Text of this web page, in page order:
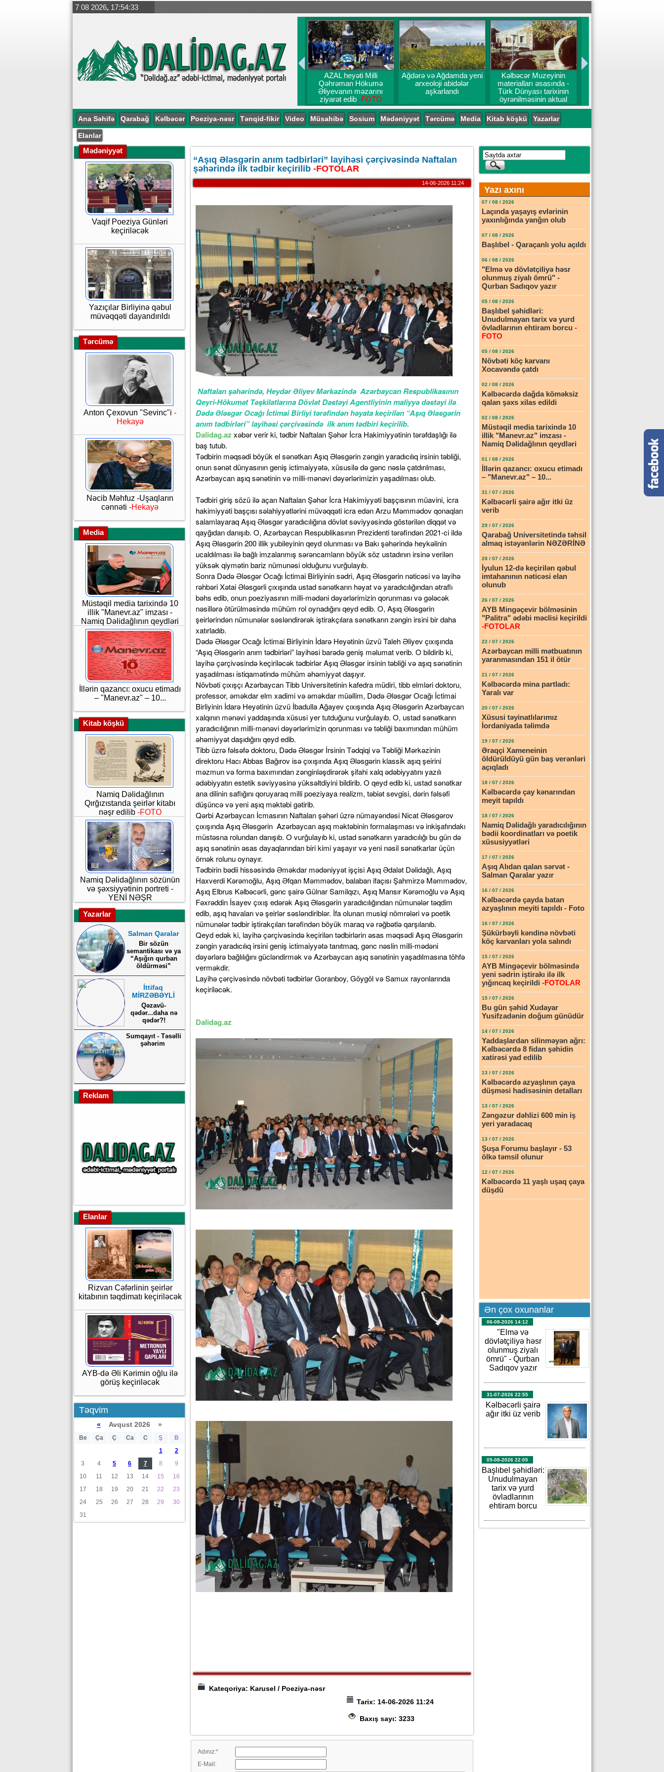
7 08 2026, 17:54:34
AZAL heyəti Milli
Qəhrəman Hökumə
Əliyevanın məzarını
ziyarət edib -FOTO
Ağdərə və Ağdamda yeni
arxeoloji abidələr
aşkarlandı
Kəlbəcər Muzeyinin
materialları əsasında -
Türk Dünyası tarixinin
öyrənilməsinin aktual
problemləri
Ana Səhifə Qarabağ Kəlbəcər Poeziya-nəsr Tənqid-fikir Video Müsahibə Sosium Mədəniyyət Tərcümə Media Kitab köşkü Yazarlar
Elanlar
Mədəniyyət
Vaqif Poeziya Günləri
keçiriləcək
Yazıçılar Birliyinə qəbul
müvəqqəti dayandırıldı
Tərcümə
Anton Çexovun "Sevinc"i -
Hekayə
Nəcib Məhfuz -Uşaqların
cənnəti -Hekayə
Media
Müstəqil media tarixində 10
illik "Manevr.az" imzası -
Namiq Dəlidağlının qeydləri
İllərin qazancı: oxucu etimadı
– "Manevr.az" – 10...
Kitab köşkü
Namiq Dəlidağlının
Qırğızıstanda şeirlər kitabı
nəşr edilib -FOTO
Namiq Dəlidağlının sözünün
və şəxsiyyətinin portreti -
YENİ NƏŞR
Yazarlar
Salman Qaralar
Bir sözün
semantikası və ya
“Aşığın qurban
öldürməsi”
İttifaq
MİRZƏBƏYLİ
Qəzavü-
qədər...daha nə
qədər?!
Sumqayıt - Təsəlli
şəhərim
Reklam
Elanlar
Rizvan Cəfərlinin şeirlər
kitabının təqdimatı keçiriləcək
AYB-də Əli Kərimin oğlu ilə
görüş keçiriləcək
Təqvim
« Avqust 2026 »
Be Ça Ç Ca C Ş
B
1
2
3
4 5 6 7 8
9
10
11 12 13 14 15
16
17
18 19 20 21 22
23
24
25 26 27 28 29
30
31
“Aşıq Ələsgərin anım tədbirləri” layihəsi çərçivəsində Naftalan
şəhərində ilk tədbir keçirilib -FOTOLAR
14-06-2026 11:24
Naftalan şəhərində, Heydər Əliyev Mərkəzində Azərbaycan Respublikasının
Qeyri-Hökumət Təşkilatlarına Dövlət Dəstəyi Agentliyinin maliyyə dəstəyi ilə
Dədə Ələsgər Ocağı İctimai Birliyi tərəfindən həyata keçirilən “Aşıq Ələsgərin
anım tədbirləri” layihəsi çərçivəsində ilk anım tədbiri keçirilib.
Dalidag.az xəbər verir ki, tədbir Naftalan Şəhər İcra Hakimiyyətinin tərəfdaşlığı ilə
baş tutub.
Tədbirin məqsədi böyük el sənətkarı Aşıq Ələsgərin zəngin yaradıcılıq irsinin təbliği,
onun sənət dünyasının geniş ictimaiyyətə, xüsusilə də gənc nəslə çatdırılması,
Azərbaycan aşıq sənətinin və milli-mənəvi dəyərlərimizin yaşadılması olub.
Tədbiri giriş sözü ilə açan Naftalan Şəhər İcra Hakimiyyəti başçısının müavini, icra
hakimiyyəti başçısı səlahiyyətlərini müvəqqəti icra edən Arzu Məmmədov qonaqları
salamlayaraq Aşıq Ələsgər yaradıcılığına dövlət səviyyəsində göstərilən diqqət və
qayğıdan danışıb. O, Azərbaycan Respublikasının Prezidenti tərəfindən 2021-ci ildə
Aşıq Ələsgərin 200 illik yubileyinin qeyd olunması və Bakı şəhərində heykəlinin
ucaldılması ilə bağlı imzalanmış sərəncamların böyük söz ustadının irsinə verilən
yüksək qiymətin bariz nümunəsi olduğunu vurğulayıb.
Sonra Dədə Ələsgər Ocağı İctimai Birliyinin sədri, Aşıq Ələsgərin nəticəsi və layihə
rəhbəri Xətai Ələsgərli çıxışında ustad sənətkarın həyat və yaradıcılığından ətraflı
bəhs edib, onun poeziyasının milli-mədəni dəyərlərimizin qorunması və gələcək
nəsillərə ötürülməsində mühüm rol oynadığını qeyd edib. O, Aşıq Ələsgərin
şeirlərindən nümunələr səsləndirərək iştirakçılara sənətkarın zəngin irsini bir daha
xatırladıb.
Dədə Ələsgər Ocağı İctimai Birliyinin İdarə Heyətinin üzvü Taleh Əliyev çıxışında
“Aşıq Ələsgərin anım tədbirləri” layihəsi barədə geniş məlumat verib. O bildirib ki,
layihə çərçivəsində keçiriləcək tədbirlər Aşıq Ələsgər irsinin təbliği və aşıq sənətinin
yaşadılması istiqamətində mühüm əhəmiyyət daşıyır.
Növbəti çıxışçı Azərbaycan Tibb Universitetinin kafedra müdiri, tibb elmləri doktoru,
professor, əməkdar elm xadimi və əməkdar müəllim, Dədə Ələsgər Ocağı İctimai
Birliyinin İdarə Heyətinin üzvü İbadulla Ağayev çıxışında Aşıq Ələsgərin Azərbaycan
xalqının mənəvi yaddaşında xüsusi yer tutduğunu vurğulayıb. O, ustad sənətkarın
yaradıcılığının milli-mənəvi dəyərlərimizin qorunması və təbliği baxımından mühüm
əhəmiyyət daşıdığını qeyd edib.
Tibb üzrə fəlsəfə doktoru, Dədə Ələsgər İrsinin Tədqiqi və Təbliği Mərkəzinin
direktoru Hacı Abbas Bağırov isə çıxışında Aşıq Ələsgərin klassik aşıq şeirini
məzmun və forma baxımından zənginləşdirərək şifahi xalq ədəbiyyatını yazılı
ədəbiyyatın estetik səviyyəsinə yüksəltdiyini bildirib. O qeyd edib ki, ustad sənətkar
ana dilinin saflığını qoruyaraq milli poeziyaya realizm, təbiət sevgisi, dərin fəlsəfi
düşüncə və yeni aşıq məktəbi gətirib.
Qərbi Azərbaycan İcmasının Naftalan şəhəri üzrə nümayəndəsi Nicat Ələsgərov
çıxışında Aşıq Ələsgərin Azərbaycan aşıq məktəbinin formalaşması və inkişafındakı
müstəsna rolundan danışıb. O vurğulayıb ki, ustad sənətkarın yaradıcılığı bu gün də
aşıq sənətinin əsas dayaqlarından biri kimi yaşayır və yeni nəsil sənətkarlar üçün
örnək rolunu oynayır.
Tədbirin bədii hissəsində Əməkdar mədəniyyət işçisi Aşıq Ədalət Dəlidağlı, Aşıq
Haxverdi Kərəmoğlu, Aşıq Əfqan Məmmədov, balaban ifaçısı Şahmirzə Məmmədov,
Aşıq Elbrus Kəlbəcərli, gənc şairə Gülnar Samilqızı, Aşıq Mansır Kərəmoğlu və Aşıq
Fəxrəddin İsayev çıxış edərək Aşıq Ələsgərin yaradıcılığından nümunələr təqdim
edib, aşıq havaları və şeirlər səsləndiriblər. İfa olunan musiqi nömrələri və poetik
nümunələr tədbir iştirakçıları tərəfindən böyük maraq və rəğbətlə qarşılanıb.
Qeyd edək ki, layihə çərçivəsində keçirilən tədbirlərin əsas məqsədi Aşıq Ələsgərin
zəngin yaradıcılıq irsini geniş ictimaiyyətə tanıtmaq, gənc nəslin milli-mədəni
dəyərlərə bağlılığını gücləndirmək və Azərbaycan aşıq sənətinin yaşadılmasına töhfə
verməkdir.
Layihə çərçivəsində növbəti tədbirlər Goranboy, Göygöl və Samux rayonlarında
keçiriləcək.
Dalidag.az
Kateqoriya: Karusel / Poeziya-nəsr
Tarix: 14-06-2026 11:24
Baxış sayı: 3233
Adınız:*
E-Mail:
Yazı axını
07 / 08 / 2026
Laçında yaşayış evlərinin
yaxınlığında yanğın olub
07 / 08 / 2026
Başlıbel - Qaraçanlı yolu açıldı
06 / 08 / 2026
"Elmə və dövlətçiliyə həsr
olunmuş ziyalı ömrü" -
Qurban Sadıqov yazır
05 / 08 / 2026
Başlıbel şəhidləri:
Unudulmayan tarix və yurd
övladlarının ehtiram borcu -
FOTO
05 / 08 / 2026
Növbəti köç karvanı
Xocavəndə çatdı
02 / 08 / 2026
Kəlbəcərdə dağda köməksiz
qalan şəxs xilas edildi
02 / 08 / 2026
Müstəqil media tarixində 10
illik "Manevr.az" imzası -
Namiq Dəlidağlının qeydləri
01 / 08 / 2026
İllərin qazancı: oxucu etimadı
– "Manevr.az" – 10...
31 / 07 / 2026
Kəlbəcərli şairə ağır itki üz
verib
29 / 07 / 2026
Qarabağ Universitetində təhsil
almaq istəyənlərin NƏZƏRİNƏ
28 / 07 / 2026
İyulun 12-də keçirilən qəbul
imtahanının nəticəsi elan
olunub
26 / 07 / 2026
AYB Mingəçevir bölməsinin
"Palitra" ədəbi məclisi keçirildi
-FOTOLAR
22 / 07 / 2026
Azərbaycan milli mətbuatının
yaranmasından 151 il ötür
21 / 07 / 2026
Kəlbəcərdə mina partladı:
Yaralı var
20 / 07 / 2026
Xüsusi təyinatlılarımız
İordaniyada təlimdə
19 / 07 / 2026
Əraqçi Xameneinin
öldürüldüyü gün baş verənləri
açıqladı
18 / 07 / 2026
Kəlbəcərdə çay kənarından
meyit tapıldı
18 / 07 / 2026
Namiq Dəlidağlı yaradıcılığının
bədii koordinatları və poetik
xüsusiyyətləri
17 / 07 / 2026
Aşıq Alıdan qalan sərvət -
Salman Qaralar yazır
16 / 07 / 2026
Kəlbəcərdə çayda batan
azyaşlının meyiti tapıldı - Foto
16 / 07 / 2026
Şükürbəyli kəndinə növbəti
köç karvanları yola salındı
15 / 07 / 2026
AYB Mingəçevir bölməsində
yeni sədrin iştirakı ilə ilk
yığıncaq keçirildi -FOTOLAR
15 / 07 / 2026
Bu gün şəhid Xudayar
Yusifzadənin doğum günüdür
14 / 07 / 2026
Yaddaşlardan silinməyən ağrı:
Kəlbəcərdə 8 fidan şəhidin
xatirəsi yad edilib
13 / 07 / 2026
Kəlbəcərdə azyaşlının çaya
düşməsi hadisəsinin detalları
13 / 07 / 2026
Zəngəzur dəhlizi 600 min iş
yeri yaradacaq
13 / 07 / 2026
Şuşa Forumu başlayır - 53
ölkə təmsil olunur
12 / 07 / 2026
Kəlbəcərdə 11 yaşlı uşaq çaya
düşdü
Ən çox oxunanlar
06-08-2026 14:12
"Elmə və
dövlətçiliyə həsr
olunmuş ziyalı
ömrü" - Qurban
Sadıqov yazır
31-07-2026 22:55
Kəlbəcərli şairə
ağır itki üz verib
05-08-2026 22:05
Başlıbel şəhidləri:
Unudulmayan
tarix və yurd
övladlarının
ehtiram borcu